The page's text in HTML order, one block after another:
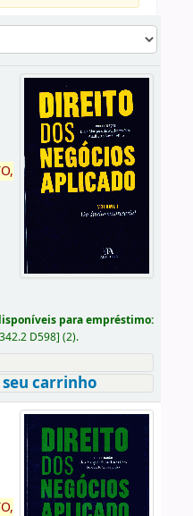
para empréstimo:
342.2 D598] (2).
carrinho